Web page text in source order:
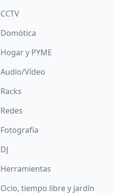
CCTV
Domótica
Hogar y PYME
Audio/Vídeo
Racks
Redes
Fotografía
DJ
Herramientas
Ocio, tiempo libre y jardín